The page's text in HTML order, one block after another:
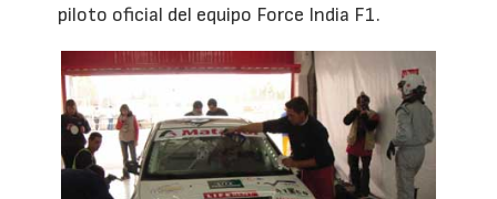
piloto oficial del equipo Force India F1.